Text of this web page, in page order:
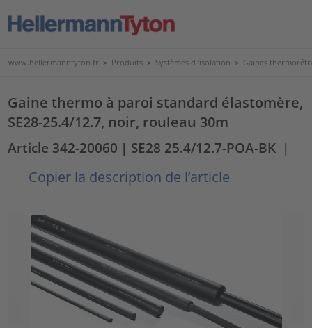
www.hellermanntyton.fr > Produits > Systèmes d 'isolation > Gaines
Gaine thermo à paroi standard élastomère,
SE28-25.4/12.7, noir, rouleau 30m
Article 342-20060 | SE28 25.4/12.7-POA-BK |
Copier la description de l’article